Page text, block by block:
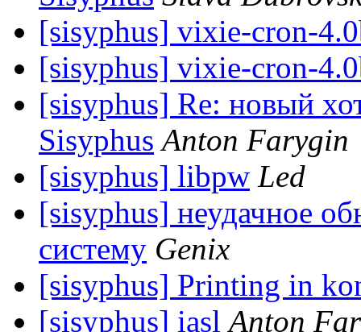
[sisyphus] vixie-cron-
[sisyphus] vixie-cron-
[sisyphus] Re: новый
Sisyphus Anton Farygin
[sisyphus] libpw Led
[sisyphus] неудачное
систему Genix
[sisyphus] Printing in
[sisyphus] iasl Anton